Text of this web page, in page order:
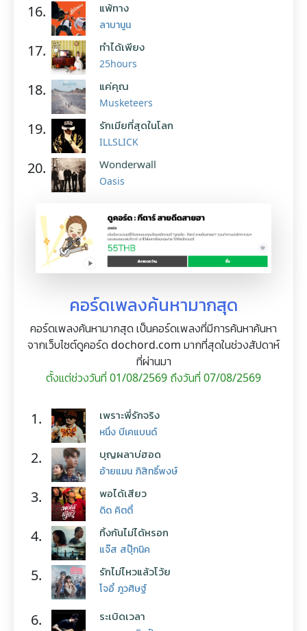
16. แพ้ทาง
ลาบานูน
17. ทำได้เพียง
25hours
18. แค่คุณ
Musketeers
19. รักเมียที่สุดในโลก
ILLSLICK
20. Wonderwall
Oasis
คอร์ดเพลงค้นหามากสุด
คอร์ดเพลงค้นหามากสุด เป็นคอร์ดเพลงที่มีการค้นหาค้นหา
จากเว็บไซต์ดูคอร์ด dochord.com มากที่สุดในช่วงสัปดาห์
ที่ผ่านมา
ตั้งแต่ช่วงวันที่ 01/08/2569 ถึงวันที่ 07/08/2569
1. เพราะพี่รักจริง
หนึ่ง บีเคแบนด์
2. บุญผลาบ่ฮอด
อ้ายแมน ภิสิทธิ์พงษ์
3. พอได้เสียว
ดิด คิตตี้
4. ทิ้งกันไม่ได้หรอก
แจ๊ส สปุ๊กนิค
5. รักไม่ไหวแล้วโว้ย
โจอี้ ภูวศิษฐ์
6. ระเบิดเวลา